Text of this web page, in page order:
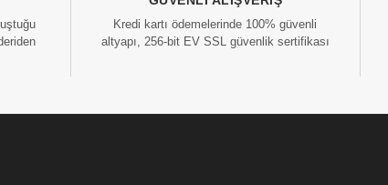
Kredi kartı ödemelerinde 100% güvenli
altyapı, 256-bit EV SSL güvenlik sertifikası